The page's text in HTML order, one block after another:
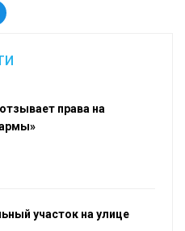
права на
участок на улице